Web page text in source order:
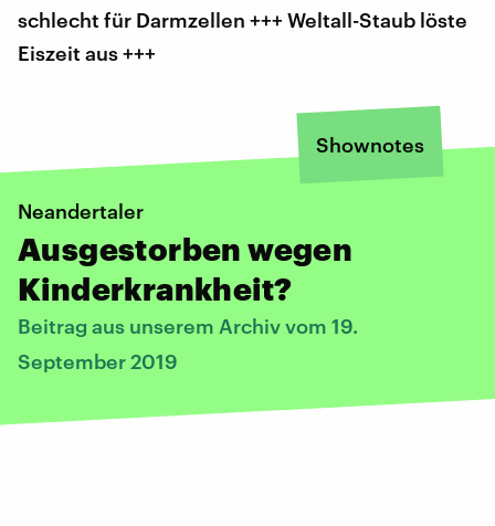
schlecht für Darmzellen +++ Weltall-Staub löste
Eiszeit aus +++
Shownotes
Neandertaler
Ausgestorben wegen
Kinderkrankheit?
Beitrag aus unserem Archiv vom 19.
September 2019